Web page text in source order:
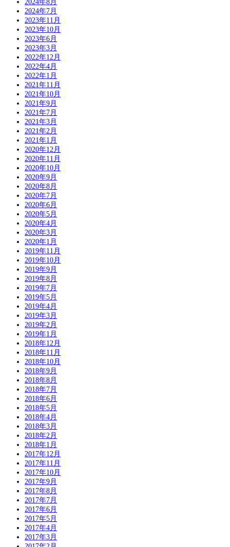
2024年8月
2024年7月
2023年11月
2023年10月
2023年6月
2023年3月
2022年12月
2022年4月
2022年1月
2021年11月
2021年10月
2021年9月
2021年7月
2021年3月
2021年2月
2021年1月
2020年12月
2020年11月
2020年10月
2020年9月
2020年8月
2020年7月
2020年6月
2020年5月
2020年4月
2020年3月
2020年1月
2019年11月
2019年10月
2019年9月
2019年8月
2019年7月
2019年5月
2019年4月
2019年3月
2019年2月
2019年1月
2018年12月
2018年11月
2018年10月
2018年9月
2018年8月
2018年7月
2018年6月
2018年5月
2018年4月
2018年3月
2018年2月
2018年1月
2017年12月
2017年11月
2017年10月
2017年9月
2017年8月
2017年7月
2017年6月
2017年5月
2017年4月
2017年3月